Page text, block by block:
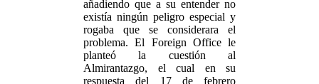
añadiendo que a su entender no
existía ningún peligro especial y
rogaba que se considerara el
problema. El Foreign Office le
planteó la cuestión al
Almirantazgo, el cual en su
respuesta del 17 de febrero